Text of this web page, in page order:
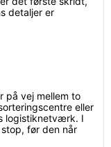
detaljer er
på vej mellem to
eller
logistiknetværk. I
før den når